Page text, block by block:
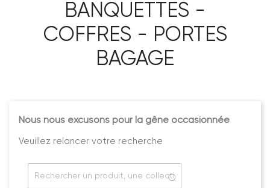
BANQUETTES -
COFFRES - PORTES
BAGAGE
Nous nous excusons pour la gêne occasionnée
Veuillez relancer votre recherche